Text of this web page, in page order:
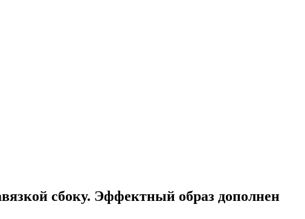
сбоку. Эффектный образ дополнен